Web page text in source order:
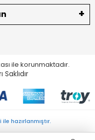
ile korunmaktadır.
Saklıdır
hazırlanmıştır.